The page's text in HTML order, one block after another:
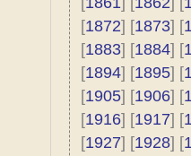
[1872] [1873] [
[1883] [1884] [
[1894] [1895] [
[1905] [1906] [
[1916] [1917] [
[1927] [1928] [